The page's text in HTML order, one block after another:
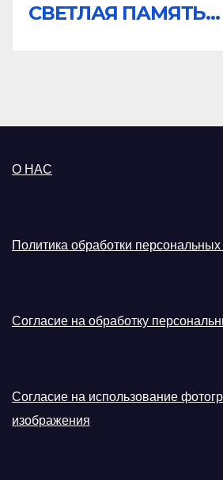
СВЕТЛАЯ ПАМЯТЬ...
О НАС
Политика обработки
Согласие на обработку
Согласие на использование
изображения